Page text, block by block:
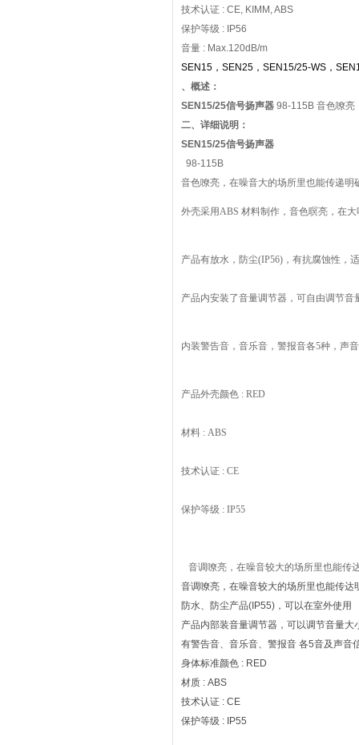
技术认证 : CE, KIMM, ABS
保护等级 : IP56
音量 : Max.120dB/m
SEN15，SEN25，SEN15/25-WS，
、概述：
SEN15/25信号扬声器 98-115B 音色嘹亮
二、详细说明：
SEN15/25信号扬声器
98-115B
音色嘹亮，在噪音大的场所里也能传递明
外壳采用ABS 材料制作，音色暝亮，在
产品有放水，防尘(IP56)，有抗腐蚀性，
产品内安装了音量调节器，可自由调节音
内装警告音，音乐音，警报音各5种，声
产品外壳颜色 : RED
材料 : ABS
技术认证 : CE
保护等级 : IP55
音调嘹亮，在噪音较大的场所里也能传
音调嘹亮，在噪音较大的场所里也能传
防水、防尘产品(IP55)，可以在室外使用
产品内部装音量调节器，可以调节音量大
有警告音、音乐音、警报音 各5音及声音
身体标准颜色 : RED
材质 : ABS
技术认证 : CE
保护等级 : IP55